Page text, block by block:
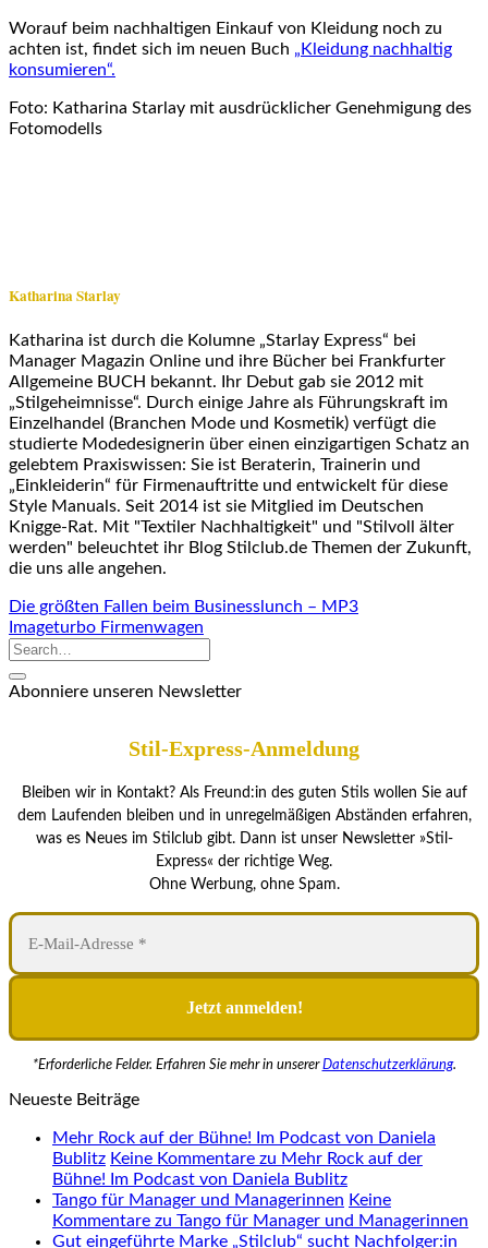
Worauf beim nachhaltigen Einkauf von Kleidung noch zu
achten ist, findet sich im neuen Buch „Kleidung nachhaltig
konsumieren“.
Foto: Katharina Starlay mit ausdrücklicher Genehmigung des
Fotomodells
Katharina Starlay
Katharina ist durch die Kolumne „Starlay Express“ bei
Manager Magazin Online und ihre Bücher bei Frankfurter
Allgemeine BUCH bekannt. Ihr Debut gab sie 2012 mit
„Stilgeheimnisse“. Durch einige Jahre als Führungskraft im
Einzelhandel (Branchen Mode und Kosmetik) verfügt die
studierte Modedesignerin über einen einzigartigen Schatz an
gelebtem Praxiswissen: Sie ist Beraterin, Trainerin und
„Einkleiderin“ für Firmenauftritte und entwickelt für diese
Style Manuals. Seit 2014 ist sie Mitglied im Deutschen
Knigge-Rat. Mit "Textiler Nachhaltigkeit" und "Stilvoll älter
werden" beleuchtet ihr Blog Stilclub.de Themen der Zukunft,
die uns alle angehen.
Die größten Fallen beim Businesslunch – MP3
Imageturbo Firmenwagen
Abonniere unseren Newsletter
Stil-Express-Anmeldung
Bleiben wir in Kontakt? Als Freund:in des guten Stils wollen Sie auf
dem Laufenden bleiben und in unregelmäßigen Abständen erfahren,
was es Neues im Stilclub gibt. Dann ist unser Newsletter »Stil-
Express« der richtige Weg.
Ohne Werbung, ohne Spam.
*Erforderliche Felder. Erfahren Sie mehr in unsererDatenschutzerklärung.
Neueste Beiträge
Mehr Rock auf der Bühne! Im Podcast von Daniela
Bublitz Keine Kommentare zu Mehr Rock auf der
Bühne! Im Podcast von Daniela Bublitz
Tango für Manager und Managerinnen Keine
Kommentare zu Tango für Manager und Managerinnen
Gut eingeführte Marke „Stilclub“ sucht Nachfolger:in